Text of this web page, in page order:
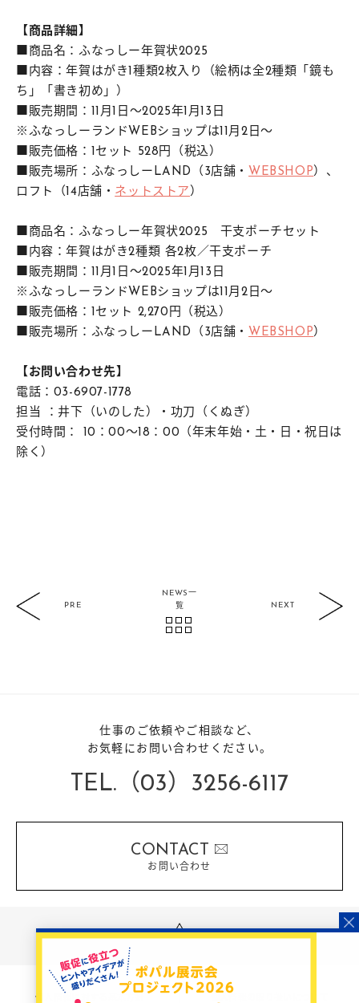
【 商品詳細 】
■商品名：ふなっしー年賀状2025
■内容：年賀はがき1種類2枚入り（絵柄は全2種類「鏡も
ち」「書き初め」）
■販売期間：11月1日～2025年1月13日
※ふなっしーランドWEBショップは11月2日～
■販売価格：1セット 528円（税込）
■販売場所：ふなっしーLAND（3店舗・ WEBSHOP）、
ロフト（14店舗・ ネットストア ）
■商品名：ふなっしー年賀状2025 干支ポーチセット
■内容：年賀はがき2種類 各2枚／干支ポーチ
■販売期間：11月1日～2025年1月13日
※ふなっしーランドWEBショップは11月2日～
■販売価格：1セット 2,270円（税込）
■販売場所：ふなっしーLAND（3店舗・ WEBSHOP）
【 お問い合わせ先】
電話：03-6907-1778
担当 ：井下（いのした）・功刀（くぬぎ）
受付時間： 10：00～18：00（年末年始・土・日・祝日は
除く）
PRE
NEWS一
覧
NEXT
仕事のご依頼やご相談など、
お気軽にお問い合わせください。
TEL.（03）3256-6117
CONTACT
お問い合わせ
個人情報に対する基本方針